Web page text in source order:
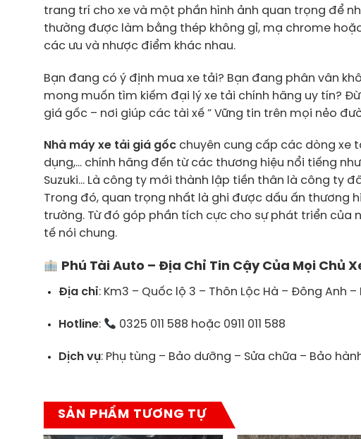
trang trí cho xe và một phần hình ảnh quan trọng để
thường được làm bằng thép không gỉ, mạ chrome
các ưu và nhược điểm khác nhau.
Bạn đang có ý định mua xe tải? Bạn đang phân vân
mong muốn tìm kiếm đại lý xe tải chính hãng uy tín?
giá gốc – nơi giúp các tài xế ” Vững tin trên mọi nẻo
Nhà máy xe tải giá gốc chuyên cung cấp các dòng xe
dụng,… chính hãng đến từ các thương hiệu nổi tiếng
Suzuki… Là công ty mới thành lập tiền thân là công ty
Trong đó, quan trọng nhất là ghi được dấu ấn thương
trường. Từ đó góp phần tích cực cho sự phát triển của
tế nói chung.
Phú Tài Auto – Địa Chỉ Tin Cậy Của Mọi Chủ
Địa chỉ: Km3 – Quốc lộ 3 – Thôn Lộc Hà – Đông Anh –
Hotline: 0325 011 588 hoặc 0911 011 588
Dịch vụ: Phụ tùng – Bảo dưỡng – Sửa chữa – Bảo
SẢN PHẨM TƯƠNG TỰ